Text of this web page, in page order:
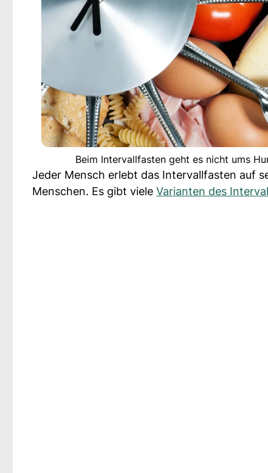
Beim Intervallfasten geht es nicht ums
Jeder Mensch erlebt das Intervallfasten auf
Menschen. Es gibt viele Varianten des